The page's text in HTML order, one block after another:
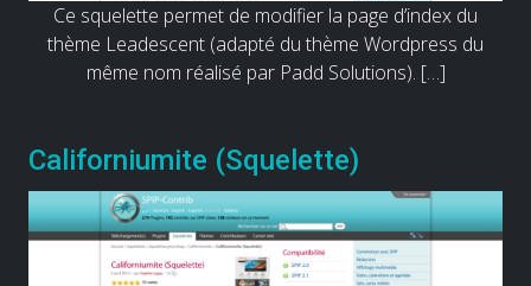
Ce squelette permet de modifier la page d’index du
thème Leadescent (adapté du thème Wordpress du
même nom réalisé par Padd Solutions). […]
Californiumite (Squelette)